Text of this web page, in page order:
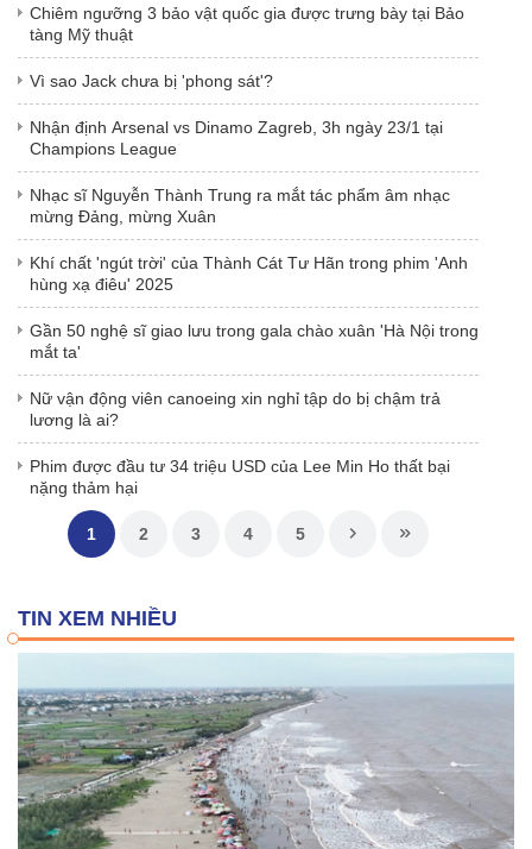
Chiêm ngưỡng 3 bảo vật quốc gia được trưng bày tại Bảo
tàng Mỹ thuật
Vì sao Jack chưa bị 'phong sát'?
Nhận định Arsenal vs Dinamo Zagreb, 3h ngày 23/1 tại
Champions League
Nhạc sĩ Nguyễn Thành Trung ra mắt tác phẩm âm nhạc
mừng Đảng, mừng Xuân
Khí chất 'ngút trời' của Thành Cát Tư Hãn trong phim 'Anh
hùng xạ điêu' 2025
Gần 50 nghệ sĩ giao lưu trong gala chào xuân 'Hà Nội trong
mắt ta'
Nữ vận động viên canoeing xin nghỉ tập do bị chậm trả
lương là ai?
Phim được đầu tư 34 triệu USD của Lee Min Ho thất bại
nặng thảm hại
1 2 3 4 5
TIN XEM NHIỀU